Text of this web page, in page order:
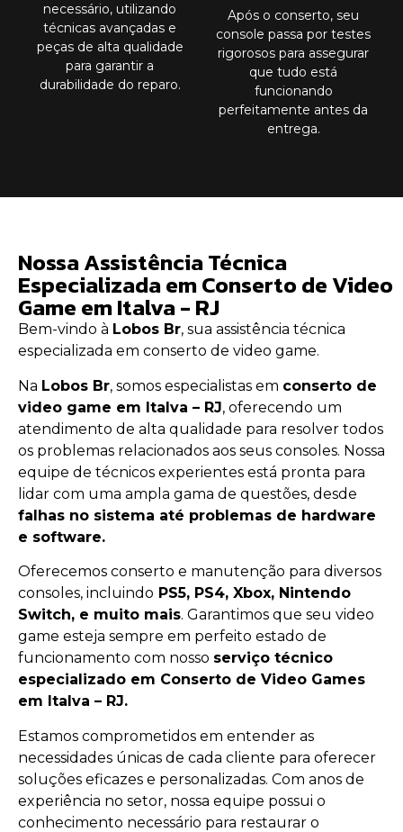
necessário, utilizando
técnicas avançadas e
peças de alta qualidade
para garantir a
durabilidade do reparo.
Após o conserto, seu
console passa por testes
rigorosos para assegurar
que tudo está
funcionando
perfeitamente antes da
entrega.
Nossa Assistência Técnica
Especializada em Conserto de Video
Game em Italva - RJ
Bem-vindo à Lobos Br, sua assistência técnica
especializada em conserto de video game.
Na Lobos Br, somos especialistas em conserto de
video game em Italva – RJ, oferecendo um
atendimento de alta qualidade para resolver todos
os problemas relacionados aos seus consoles. Nossa
equipe de técnicos experientes está pronta para
lidar com uma ampla gama de questões, desde
falhas no sistema até problemas de hardware
e software.
Oferecemos conserto e manutenção para diversos
consoles, incluindo PS5, PS4, Xbox, Nintendo
Switch, e muito mais. Garantimos que seu video
game esteja sempre em perfeito estado de
funcionamento com nosso serviço técnico
especializado em Conserto de Video Games
em Italva – RJ.
Estamos comprometidos em entender as
necessidades únicas de cada cliente para oferecer
soluções eficazes e personalizadas. Com anos de
experiência no setor, nossa equipe possui o
conhecimento necessário para restaurar o